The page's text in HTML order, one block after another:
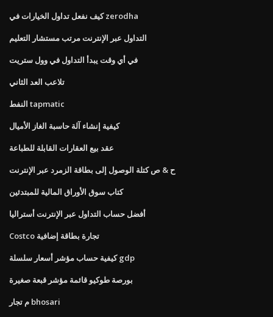
كيف نفعل تداول الخيارات في zerodha
التداول عبر الإنترنت مرتب مستشار التعليم
في أي وقت يبدأ التداول في وول ستريت
تلاعب العد الثاني
النفط tapmatic
كيفية إنشاء آلة حاسبة الغاز الأميال
عقد بيع العقارات القابلة للطباعة
ح & ص كتلة الوصول إلى بطاقة الزمرد عبر الإنترنت
كتاب سوق الأوراق المالية للمبتدئين
أفضل حساب التداول عبر الإنترنت أستراليا
Costco تجارة بطاقة إضافية
كيفية حساب مؤشر أسعار سلسلة gdp
بورصة طوكيو قائمة مؤشر قبعة صغيرة
م تجار bhosari